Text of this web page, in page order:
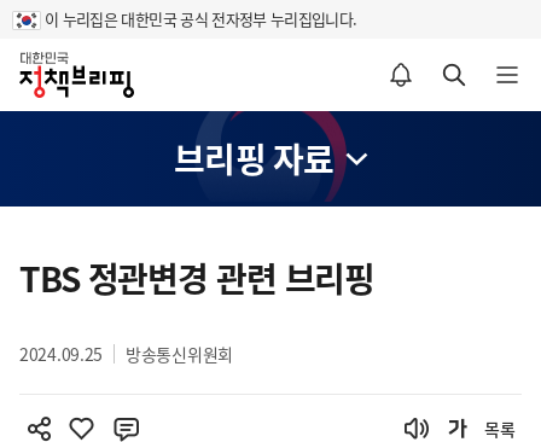
이 누리집은 대한민국 공식 전자정부 누리집입니다.
홈
알림설정 바로가기 검색 바로가기 메뉴 열기
브리핑 자료
텐
역
TBS 정관변경 관련 브리핑
2024.09.25 방송통신위원회
목록